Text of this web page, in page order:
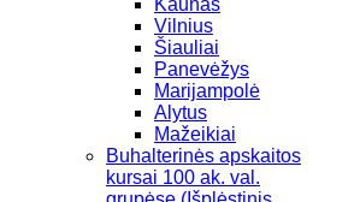
Vilnius
Šiauliai
Panevėžys
Marijampolė
Alytus
Mažeikiai
Buhalterinės apskaitos
kursai 100 ak. val.